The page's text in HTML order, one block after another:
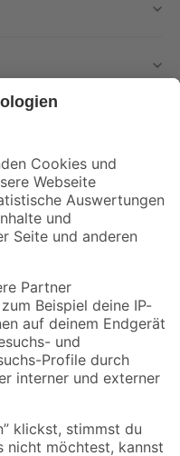
mehr verpassen!